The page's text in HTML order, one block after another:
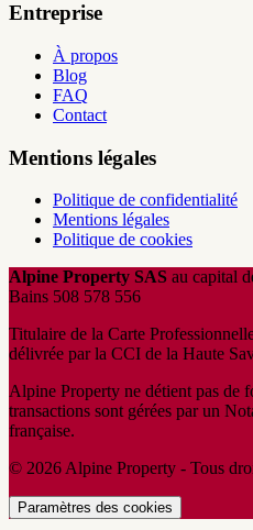
Entreprise
À propos
Blog
FAQ
Contact
Mentions légales
Politique de confidentialité
Mentions légales
Politique de cookies
Alpine Property SAS au capital
Bains 508 578 556
Titulaire de la Carte
délivrée par la CCI de la Haute
Alpine Property ne détient pas de
transactions sont gérées par un
française.
© 2026 Alpine Property - Tous
Paramètres des cookies